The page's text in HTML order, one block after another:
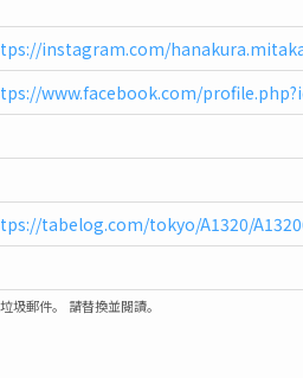
instagram.com/
www.facebook.com/
tabelog.com/tokyo/A1320/
郵件。 請替換並閱讀。